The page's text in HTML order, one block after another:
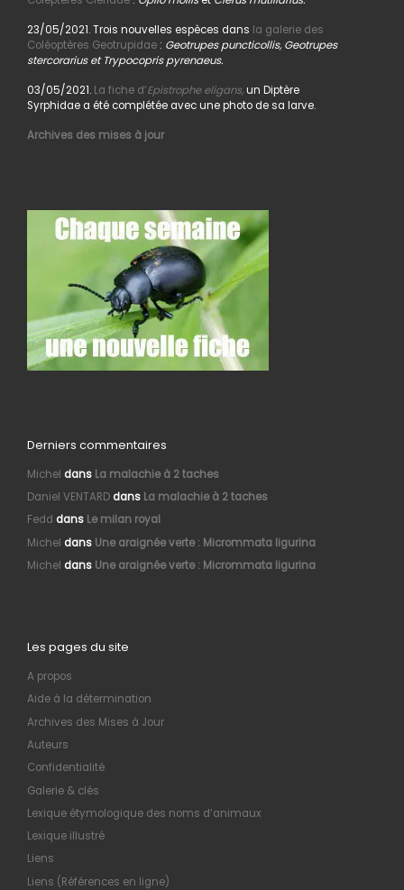
23/05/2021. Trois nouvelles espèces dans la galerie des
Coléoptères Geotrupidae: Geotrupes puncticollis, Geotrupes
stercorarius et Trypocopris pyrenaeus.
03/05/2021. La fiche d’Epistrophe eligans,un Diptère
Syrphidae a été complétée avec une photo de sa larve.
Archives des mises à jour
Derniers commentaires
Michel dans La malachie à 2 taches
Daniel VENTARDdans La malachie à 2 taches
Fedd dans Le milan royal
Michel dans Une araignée verte : Micrommata ligurina
Michel dans Une araignée verte : Micrommata ligurina
Les pages du site
A propos
Aide à la détermination
Archives des Mises à Jour
Auteurs
Confidentialité
Galerie & clés
Lexique étymologique des noms d’animaux
Lexique illustré
Liens
Liens (Références en ligne)